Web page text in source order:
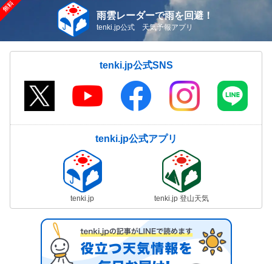
雨雲レーダーで雨を回避！
tenki.jp公式 天気予報アプリ
tenki.jp公式SNS
tenki.jp公式アプリ
tenki.jp tenki.jp 登山天気